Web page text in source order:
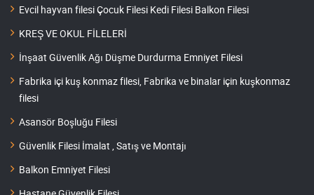
Evcil hayvan filesi Çocuk Filesi Kedi Filesi Balkon Filesi
KREŞ VE OKUL FİLELERİ
İnşaat Güvenlik Ağı Düşme Durdurma Emniyet Filesi
Fabrika içi kuş konmaz filesi, Fabrika ve binalar için kuşkonmaz
filesi
Asansör Boşluğu Filesi
Güvenlik Filesi İmalat , Satış ve Montajı
Balkon Emniyet Filesi